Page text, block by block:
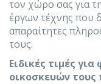
τον χώρο σας για
έργων τέχνης που
απαραίτητες
τους.
Ειδικές τιμές
οικοσκευών